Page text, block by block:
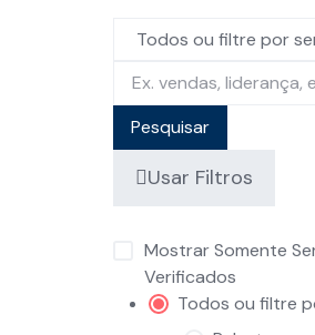
Pesquisar
Usar Filtros
Mostrar Somente
Verificados
Todos ou filtre